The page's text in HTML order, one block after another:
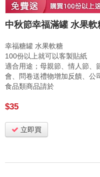
中秋節幸福滿罐 水果軟
幸福糖罐 水果軟糖
100份以上就可以客製貼紙
適合用途；母親節、情人節、
會、問卷送禮物增加反饋、公
食品類商品請於
$35
立即買